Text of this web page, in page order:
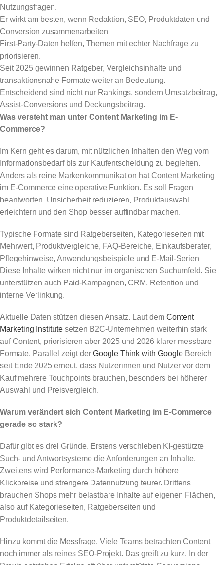
Nutzungsfragen.
Er wirkt am besten, wenn Redaktion, SEO, Produktdaten und
Conversion zusammenarbeiten.
First-Party-Daten helfen, Themen mit echter Nachfrage zu
priorisieren.
Seit 2025 gewinnen Ratgeber, Vergleichsinhalte und
transaktionsnahe Formate weiter an Bedeutung.
Entscheidend sind nicht nur Rankings, sondern Umsatzbeitrag,
Assist-Conversions und Deckungsbeitrag.
Was versteht man unter Content Marketing im E-
Commerce?
Im Kern geht es darum, mit nützlichen Inhalten den Weg vom
Informationsbedarf bis zur Kaufentscheidung zu begleiten.
Anders als reine Markenkommunikation hat Content Marketing
im E-Commerce eine operative Funktion. Es soll Fragen
beantworten, Unsicherheit reduzieren, Produktauswahl
erleichtern und den Shop besser auffindbar machen.
Typische Formate sind Ratgeberseiten, Kategorieseiten mit
Mehrwert, Produktvergleiche, FAQ-Bereiche, Einkaufsberater,
Pflegehinweise, Anwendungsbeispiele und E-Mail-Serien.
Diese Inhalte wirken nicht nur im organischen Suchumfeld. Sie
unterstützen auch Paid-Kampagnen, CRM, Retention und
interne Verlinkung.
Aktuelle Daten stützen diesen Ansatz. Laut dem Content
Marketing Institute setzen B2C-Unternehmen weiterhin stark
auf Content, priorisieren aber 2025 und 2026 klarer messbare
Formate. Parallel zeigt der Google Think with Google Bereich
seit Ende 2025 erneut, dass Nutzerinnen und Nutzer vor dem
Kauf mehrere Touchpoints brauchen, besonders bei höherer
Auswahl und Preisvergleich.
Warum verändert sich Content Marketing im E-Commerce
gerade so stark?
Dafür gibt es drei Gründe. Erstens verschieben KI-gestützte
Such- und Antwortsysteme die Anforderungen an Inhalte.
Zweitens wird Performance-Marketing durch höhere
Klickpreise und strengere Datennutzung teurer. Drittens
brauchen Shops mehr belastbare Inhalte auf eigenen Flächen,
also auf Kategorieseiten, Ratgeberseiten und
Produktdetailseiten.
Hinzu kommt die Messfrage. Viele Teams betrachten Content
noch immer als reines SEO-Projekt. Das greift zu kurz. In der